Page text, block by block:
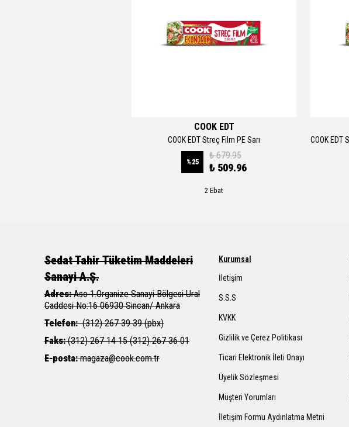
COOK EDT
COOK EDT Streç Film PE Sarı
%25
₺ 679.95
₺ 509.96
2 Ebat
Kurumsal
İletişim
S.S.S
KVKK
Gizlilik ve Çerez Politikası
Ticari Elektronik İleti Onayı
Üyelik Sözleşmesi
Müşteri Yorumları
İletişim Formu Aydınlatma Metni
Sedat TahirTüketim Maddeleri
Sanayi A.Ş.
Adres:Aso 1.Organize Sanayi Bölgesi Ural
CaddesiNo:16 06930 Sincan/ Ankara
Telefon: (312) 267 39 39 (pbx)
Faks:(312) 267 14 15 (312) 267 36 01
E-posta: magaza@cook.com.tr